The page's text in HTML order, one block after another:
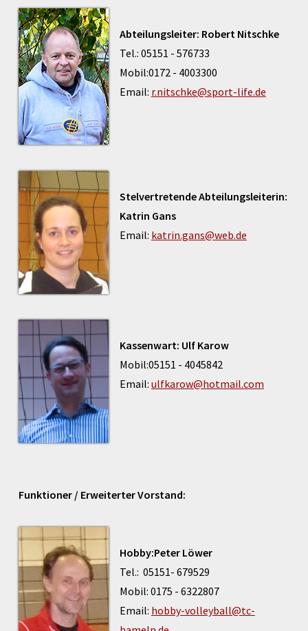
Abteilungsleiter: Robert Nitschke
Tel.: 05151 - 576733
Mobil:0172 - 4003300
Email: r.nitschke@sport-life.de
Stelvertretende Abteilungsleiterin:
Katrin Gans
Email: katrin.gans@web.de
Kassenwart: Ulf Karow
Mobil:05151 - 4045842
Email: ulfkarow@hotmail.com
Funktioner / Erweiterter Vorstand:
Hobby:Peter Löwer
Tel.: 05151- 679529
Mobil: 0175 - 6322807
Email: hobby-volleyball@tc-